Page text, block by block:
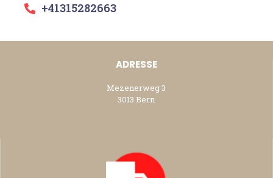
+41315282663
ADRESSE
Mezenerweg 3
3013 Bern